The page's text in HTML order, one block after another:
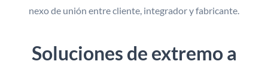
nexo de unión entre cliente, integrador y fabricante.
Soluciones de extremo a